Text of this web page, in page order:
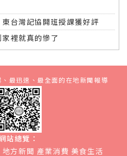
台灣記協開班授課獲好評
裡就真的慘了
、最迅速、最全面的在地新聞報導
站總覽：
地方新聞 產業消費 美食生活